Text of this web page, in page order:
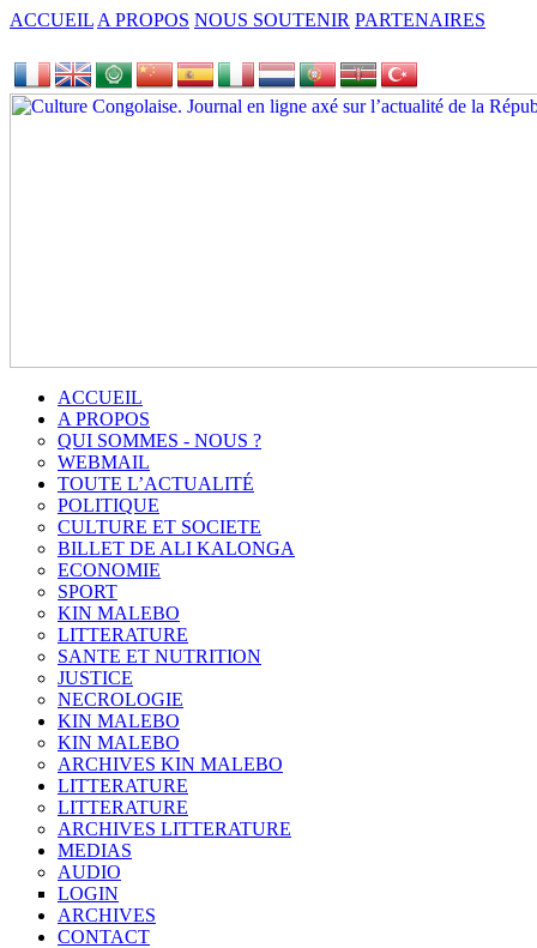
ACCUEIL A PROPOS NOUS SOUTENIR PARTENAIRES
ACCUEIL
A PROPOS
QUI SOMMES - NOUS ?
WEBMAIL
TOUTE L’ACTUALITÉ
POLITIQUE
CULTURE ET SOCIETE
BILLET DE ALI KALONGA
ECONOMIE
SPORT
KIN MALEBO
LITTERATURE
SANTE ET NUTRITION
JUSTICE
NECROLOGIE
KIN MALEBO
KIN MALEBO
ARCHIVES KIN MALEBO
LITTERATURE
LITTERATURE
ARCHIVES LITTERATURE
MEDIAS
AUDIO
LOGIN
ARCHIVES
CONTACT